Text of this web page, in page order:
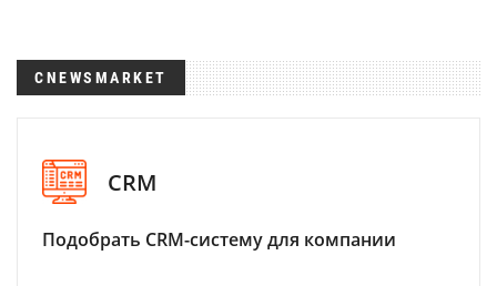
CNEWSMARKET
CRM
Подобрать CRM-систему для компании